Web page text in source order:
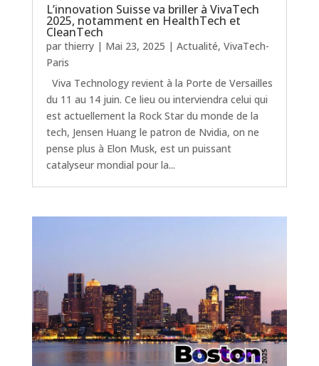
L’innovation Suisse va briller à VivaTech
2025, notamment en HealthTech et
CleanTech
par thierry| Mai 23, 2025 | Actualité, VivaTech-
Paris
Viva Technology revient à la Porte de Versailles
du 11 au 14 juin. Ce lieu ou interviendra celui qui
est actuellement la Rock Star du monde de la
tech, Jensen Huang le patron de Nvidia, on ne
pense plus à Elon Musk, est un puissant
catalyseur mondial pour la...